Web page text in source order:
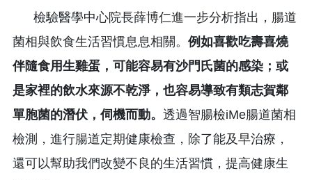
檢驗醫學中心院長薛博仁進一步分析指出，腸道
菌相與飲食生活習慣息息相關。 例如喜歡吃壽喜燒
伴隨食用生雞蛋，可能容易有沙門氏菌的感染；或
是家裡的飲水來源不乾淨，也容易導致有類志賀鄰
單胞菌的潛伏，伺機而動。 透過智腸檢iMe腸道菌相
檢測，進行腸道定期健康檢查，除了能及早治療，
還可以幫助我們改變不良的生活習慣，提高健康生